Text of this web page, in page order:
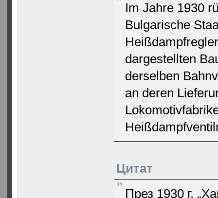
Im Jahre 1930
Bulgarische
dargestellten
derselben
an deren
Цитат
През 1930 г.